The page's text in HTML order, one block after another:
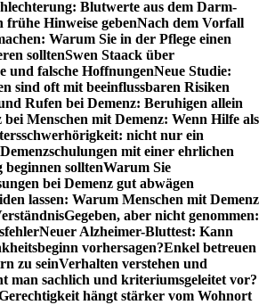
Blutwerte aus dem Darm-
frühe Hinweise gebenNach dem Vorfall
Warum Sie in der Pflege einen
solltenSwen Staack über
und falsche HoffnungenNeue Studie:
sind oft mit beeinflussbaren Risiken
Rufen bei Demenz: Beruhigen allein
bei Menschen mit Demenz: Wenn Hilfe als
nicht nur ein
mit einer ehrlichen
solltenWarum Sie
bei Demenz gut abwägen
lassen: Warum Menschen mit Demenz
Gegeben, aber nicht genommen:
Neuer Alzheimer-Bluttest: Kann
vorhersagen?Enkel betreuen
zu seinVerhalten verstehen und
man sachlich und kriteriumsgeleitet vor?
hängt stärker vom Wohnort